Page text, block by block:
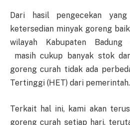
Dari hasil pengecekan yang
ketersedian minyak goreng
wilayah Kabupaten
masih cukup banyak stok
goreng curah tidak ada
Tertinggi (HET) dari pemerintah.
Terkait hal ini, kami akan
goreng curah setiap hari,